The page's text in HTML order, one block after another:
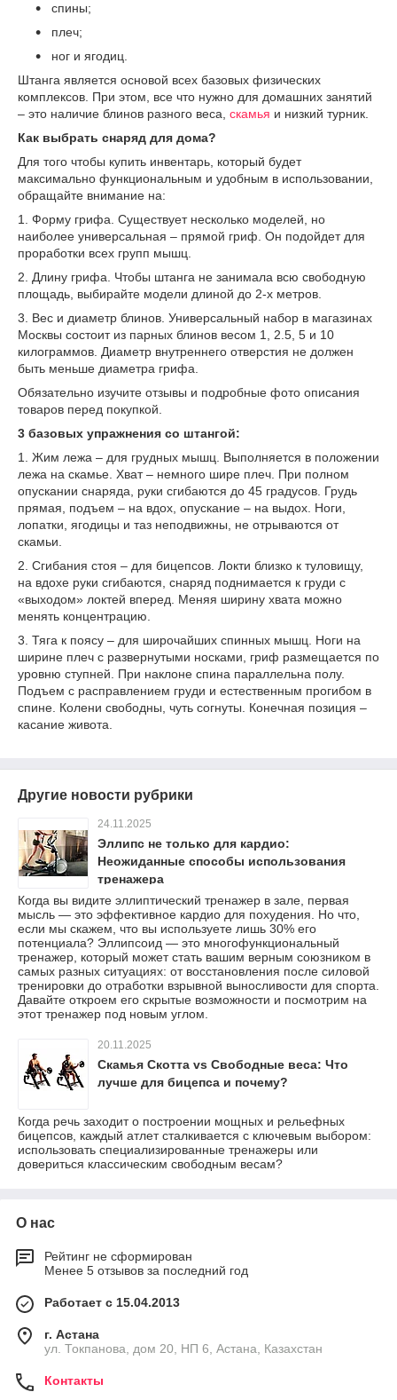
спины;
плеч;
ног и ягодиц.
Штанга является основой всех базовых физических
комплексов. При этом, все что нужно для домашних занятий
– это наличие блинов разного веса, скамья и низкий турник.
Как выбрать снаряд для дома?
Для того чтобы купить инвентарь, который будет
максимально функциональным и удобным в использовании,
обращайте внимание на:
1. Форму грифа. Существует несколько моделей, но
наиболее универсальная – прямой гриф. Он подойдет для
проработки всех групп мышц.
2. Длину грифа. Чтобы штанга не занимала всю свободную
площадь, выбирайте модели длиной до 2-х метров.
3. Вес и диаметр блинов. Универсальный набор в магазинах
Москвы состоит из парных блинов весом 1, 2.5, 5 и 10
килограммов. Диаметр внутреннего отверстия не должен
быть меньше диаметра грифа.
Обязательно изучите отзывы и подробные фото описания
товаров перед покупкой.
3 базовых упражнения со штангой:
1. Жим лежа – для грудных мышц. Выполняется в положении
лежа на скамье. Хват – немного шире плеч. При полном
опускании снаряда, руки сгибаются до 45 градусов. Грудь
прямая, подъем – на вдох, опускание – на выдох. Ноги,
лопатки, ягодицы и таз неподвижны, не отрываются от
скамьи.
2. Сгибания стоя – для бицепсов. Локти близко к туловищу,
на вдохе руки сгибаются, снаряд поднимается к груди с
«выходом» локтей вперед. Меняя ширину хвата можно
менять концентрацию.
3. Тяга к поясу – для широчайших спинных мышц. Ноги на
ширине плеч с развернутыми носками, гриф размещается по
уровню ступней. При наклоне спина параллельна полу.
Подъем с расправлением груди и естественным прогибом в
спине. Колени свободны, чуть согнуты. Конечная позиция –
касание живота.
Другие новости рубрики
24.11.2025
Эллипс не только для кардио:
Неожиданные способы использования
тренажера
Когда вы видите эллиптический тренажер в зале, первая
мысль — это эффективное кардио для похудения. Но что,
если мы скажем, что вы используете лишь 30% его
потенциала? Эллипсоид — это многофункциональный
тренажер, который может стать вашим верным союзником в
самых разных ситуациях: от восстановления после силовой
тренировки до отработки взрывной выносливости для спорта.
Давайте откроем его скрытые возможности и посмотрим на
этот тренажер под новым углом.
20.11.2025
Скамья Скотта vs Свободные веса: Что
лучше для бицепса и почему?
Когда речь заходит о построении мощных и рельефных
бицепсов, каждый атлет сталкивается с ключевым выбором:
использовать специализированные тренажеры или
довериться классическим свободным весам?
О нас
Рейтинг не сформирован
Менее 5 отзывов за последний год
Работает с 15.04.2013
г. Астана
ул. Токпанова, дом 20, НП 6, Астана, Казахстан
Контакты